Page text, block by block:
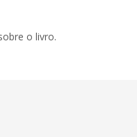
o livro.